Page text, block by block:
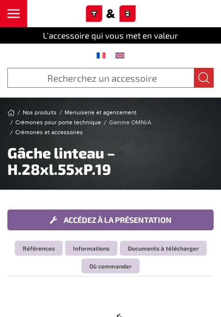
L'accessoire qui vous met en valeur
Nos produits
Menuiserie et agencement
Crémones pour porte technique
Gamme OMNiiA
Crémones et accessoires
Gâche linteau –
H.28xl.55xP.19
ACCÉDEZ À LA PRÉSENTATION
Références Informations Documents à télécharger
Où commander
Cookies management panel